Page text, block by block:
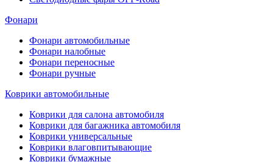
Фонари
Фонари автомобильные
Фонари налобные
Фонари переносные
Фонари ручные
Коврики автомобильные
Коврики для салона автомобиля
Коврики для багажника автомобиля
Коврики универсальные
Коврики влаговпитывающие
Коврики бумажные